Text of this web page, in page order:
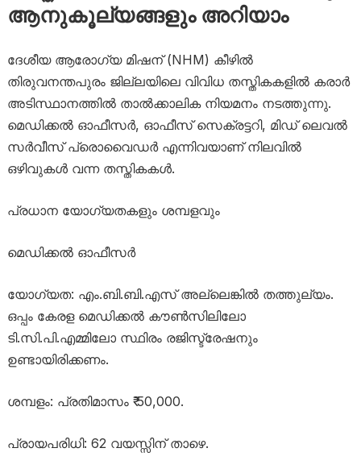
ആനുകൂല്യങ്ങളും അറിയാം
ദേശീയ ആരോഗ്യ മിഷന് (NHM) കീഴിൽ
തിരുവനന്തപുരം ജില്ലയിലെ വിവിധ തസ്തികകളിൽ കരാർ
അടിസ്ഥാനത്തിൽ താൽക്കാലിക നിയമനം നടത്തുന്നു.
മെഡിക്കൽ ഓഫീസർ, ഓഫീസ് സെക്രട്ടറി, മിഡ് ലെവൽ
സർവീസ് പ്രൊവൈഡർ എന്നിവയാണ് നിലവിൽ
ഒഴിവുകൾ വന്ന തസ്തികകൾ.
പ്രധാന യോഗ്യതകളും ശമ്പളവും
മെഡിക്കൽ ഓഫീസർ
യോഗ്യത: എം.ബി.ബി.എസ് അല്ലെങ്കിൽ തത്തുല്യം.
ഒപ്പം കേരള മെഡിക്കൽ കൗൺസിലിലോ
ടി.സി.പി.എമ്മിലോ സ്ഥിരം രജിസ്ട്രേഷനും
ഉണ്ടായിരിക്കണം.
ശമ്പളം: പ്രതിമാസം ₹ 50,000.
പ്രായപരിധി: 62 വയസ്സിന് താഴെ.